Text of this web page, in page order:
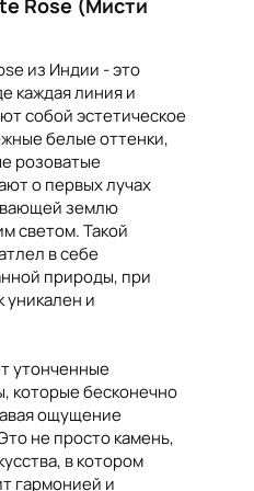
Rose (Мисти
из Индии - это
каждая линия и
собой эстетическое
белые оттенки,
розоватые
о первых лучах
землю
светом. Такой
в себе
природы, при
уникален и
утонченные
которые бесконечно
ощущение
не просто камень,
в котором
гармонией и